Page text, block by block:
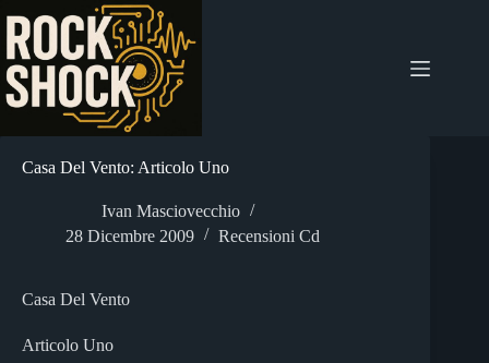
contenuto
Casa Del Vento: Articolo Uno
Ivan Masciovecchio
28 Dicembre 2009
Recensioni Cd
Casa Del Vento
Articolo Uno